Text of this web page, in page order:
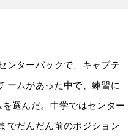
ンターバックで、キャプテ
ームがあった中で、練習に
選んだ。中学ではセンター
でだんだん前のポジション